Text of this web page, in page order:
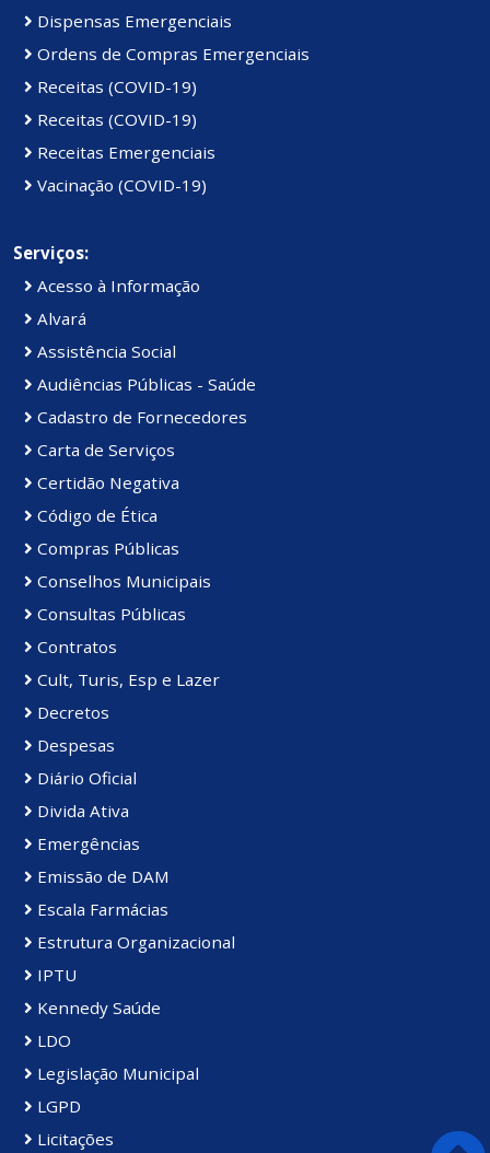
Dispensas Emergenciais
Ordens de Compras Emergenciais
Receitas (COVID-19)
Receitas (COVID-19)
Receitas Emergenciais
Vacinação (COVID-19)
Serviços:
Acesso à Informação
Alvará
Assistência Social
Audiências Públicas - Saúde
Cadastro de Fornecedores
Carta de Serviços
Certidão Negativa
Código de Ética
Compras Públicas
Conselhos Municipais
Consultas Públicas
Contratos
Cult, Turis, Esp e Lazer
Decretos
Despesas
Diário Oficial
Divida Ativa
Emergências
Emissão de DAM
Escala Farmácias
Estrutura Organizacional
IPTU
Kennedy Saúde
LDO
Legislação Municipal
LGPD
Licitações